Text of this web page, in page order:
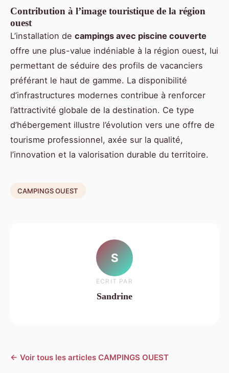
Contribution à l’image touristique de la région
ouest
L’installation de campings avec piscine couverte
offre une plus-value indéniable à la région ouest, lui
permettant de séduire des profils de vacanciers
préférant le haut de gamme. La disponibilité
d’infrastructures modernes contribue à renforcer
l’attractivité globale de la destination. Ce type
d’hébergement illustre l’évolution vers une offre de
tourisme professionnel, axée sur la qualité,
l’innovation et la valorisation durable du territoire.
CAMPINGS OUEST
S
ECRIT PAR
Sandrine
← Voir tous les articles CAMPINGS OUEST